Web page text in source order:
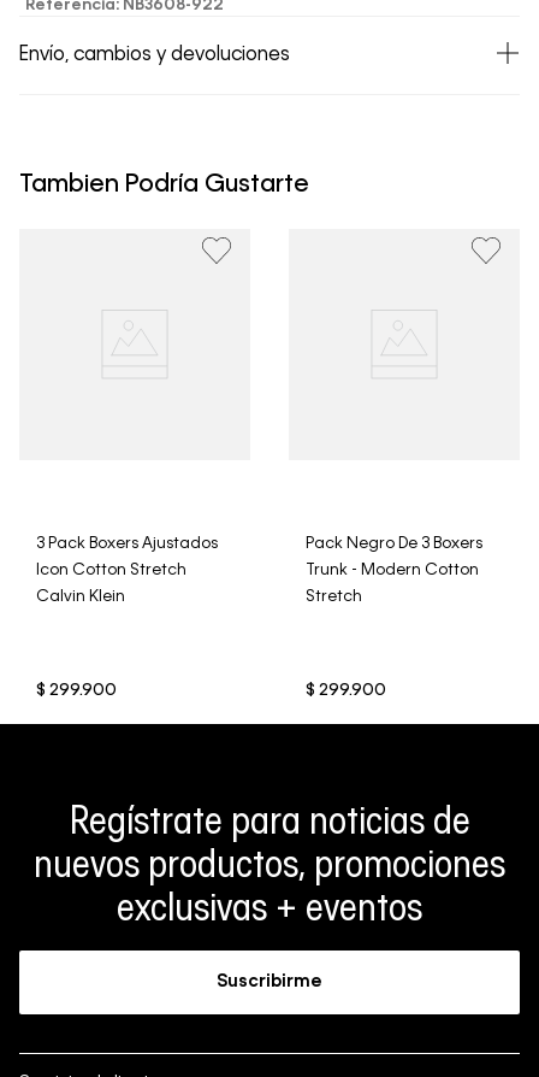
Referencia: NB3608-922
Envío, cambios y devoluciones
un período de 30 días calendario tras la recepción.
clientes, no aceptamos devoluciones en ropa interior y
Tambien Podría Gustarte
3 Pack Boxers Ajustados
Icon Cotton Stretch
Calvin Klein
$ 299.900
Pack Negro De 3 Boxers
Trunk - Modern Cotton
Stretch
$ 299.900
Regístrate para noticias de
nuevos productos, promociones
exclusivas + eventos
Suscribirme